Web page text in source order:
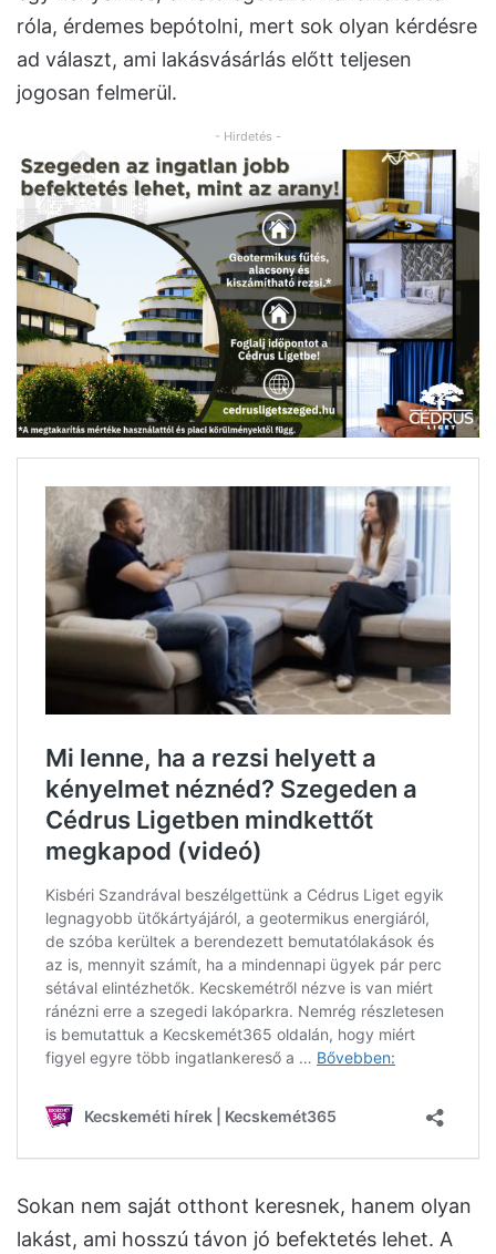
róla, érdemes bepótolni, mert sok olyan kérdésre
ad választ, ami lakásvásárlás előtt teljesen
jogosan felmerül.
- Hirdetés -
Sokan nem saját otthont keresnek, hanem olyan
lakást, ami hosszú távon jó befektetés lehet. A